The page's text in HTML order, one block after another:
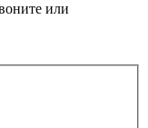
или